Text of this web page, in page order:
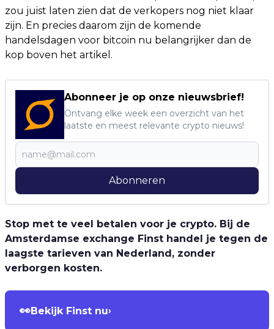
zou juist laten zien dat de verkopers nog niet klaar
zijn. En precies daarom zijn de komende
handelsdagen voor bitcoin nu belangrijker dan de
kop boven het artikel.
Abonneer je op onze nieuwsbrief!
Ontvang elke week een overzicht van het
laatste en meest relevante crypto nieuws!
Abonneren
Stop met te veel betalen voor je crypto. Bij de
Amsterdamse exchange Finst handel je tegen de
laagste tarieven van Nederland, zonder
verborgen kosten.
👀Bekijk Finst nu›